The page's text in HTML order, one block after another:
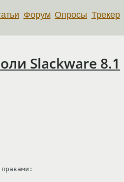
Форум Опросы Трекер
Slackware 8.1